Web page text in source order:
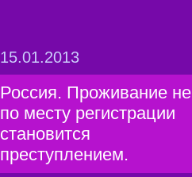
15.01.2013
Россия. Проживание не
по месту регистрации
становится
преступлением.